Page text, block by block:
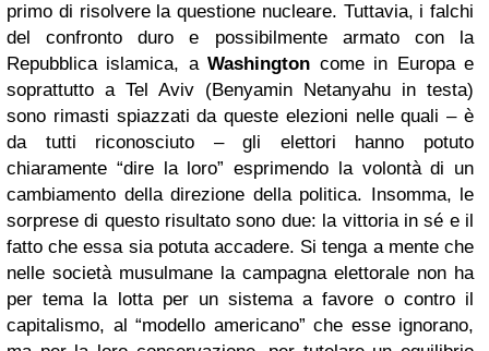
primo di risolvere la questione nucleare. Tuttavia, i falchi
del confronto duro e possibilmente armato con la
Repubblica islamica, aWashington come in Europa e
soprattutto a Tel Aviv (Benyamin Netanyahu in testa)
sono rimasti spiazzati da queste elezioni nelle quali – è
da tutti riconosciuto – gli elettori hanno potuto
chiaramente “dire la loro” esprimendo la volontà di un
cambiamento della direzione della politica. Insomma, le
sorprese di questo risultato sono due: la vittoria in sé e il
fatto che essa sia potuta accadere. Si tenga a mente che
nelle società musulmane la campagna elettorale non ha
per tema la lotta per un sistema a favore o contro il
capitalismo, al “modello americano” che esse ignorano,